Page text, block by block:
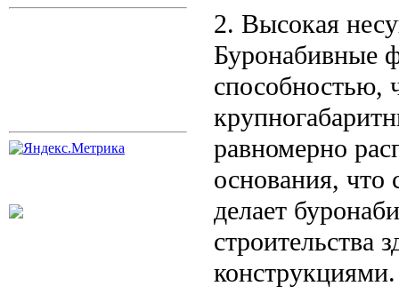
2. Высокая
Буронабивные
способностью,
равномерно
основания, что
делает
конструкциями.